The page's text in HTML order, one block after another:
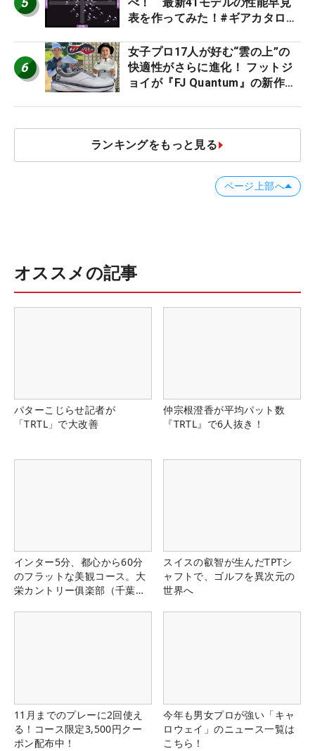
表を作ってみた！#ギアカタログ
6
女子プロ17人が好む“雲の上”の
快適性がさらに進化！ フットジ
ョイが『FJ Quantum』の新作を
ランキングをもっと見る
ページ上部へ
オススメの記事
パターこじらせ記者が
「TRTL」で大改善
仲宗根澄香が平均パット数
『TRTL』で6人抜き！
インター5分、都心から60分
のフラットな美観コース。大
栄カントリー俱楽部（千葉
スイスの叡智が生んだTPTシ
ャフトで、ゴルフを異次元の
世界へ
11月までのプレーに2回使え
る！コース限定3,500円クー
ポン配布中！
今年も男女プロが強い「キャ
ロウェイ」のニュース一覧は
こちら！